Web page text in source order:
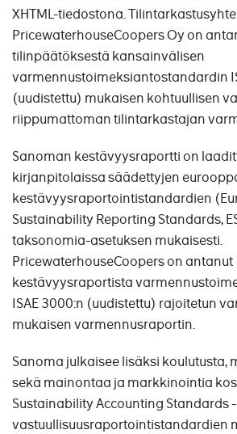
XHTML-tiedostona.
PricewaterhouseCoopers Oy on
tilinpäätöksestä kansainvälisen
varmennustoimeksiantostandardin
(uudistettu) mukaisen kohtuullisen
riippumattoman tilintarkastajan
Sanoman kestävyysraportti on
kirjanpitolaissa säädettyjen
kestävyysraportointistandardien
Sustainability Reporting Standards,
taksonomia-asetuksen mukaisesti.
PricewaterhouseCoopers on antanut
kestävyysraportista
ISAE 3000:n (uudistettu) rajoitetun
mukaisen varmennusraportin.
Sanoma julkaisee lisäksi koulutusta,
sekä mainontaa ja markkinointia
Sustainability Accounting Standards -
vastuullisuusraportointistandardien